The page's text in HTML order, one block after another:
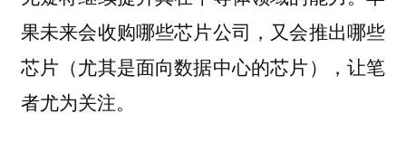
果未来会收购哪些芯片公司，又会推出哪些
芯片（尤其是面向数据中心的芯片），让笔
者尤为关注。